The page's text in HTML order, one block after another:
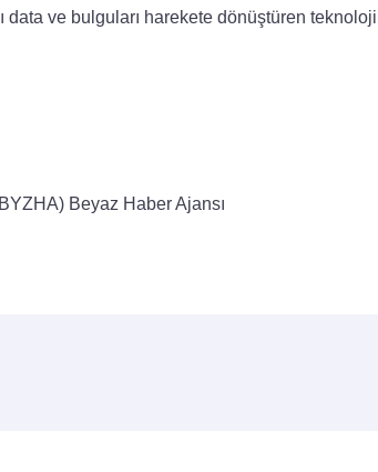
data ve bulguları harekete dönüştüren
Beyaz Haber Ajansı